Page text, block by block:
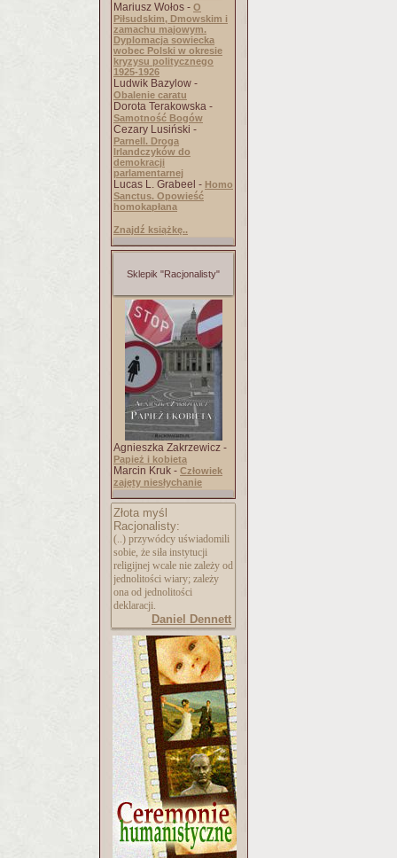
Mariusz Wołos - O
Piłsudskim, Dmowskim i
zamachu majowym.
Dyplomacja sowiecka
wobec Polski w okresie
kryzysu politycznego
1925-1926
Ludwik Bazylow -
Obalenie caratu
Dorota Terakowska -
Samotność Bogów
Cezary Lusiński -
Parnell. Droga
Irlandczyków do
demokracji
parlamentarnej
Lucas L. Grabeel - Homo
Sanctus. Opowieść
homokapłana
Znajdź książkę..
Sklepik "Racjonalisty"
Agnieszka Zakrzewicz -
Papież i kobieta
Marcin Kruk - Człowiek
zajęty niesłychanie
Złota myśl
Racjonalisty:
(..) przywódcy uświadomili
sobie, że siła instytucji
religijnej wcale nie zależy od
jednolitości wiary; zależy
ona od jednolitości
deklaracji.
Daniel Dennett